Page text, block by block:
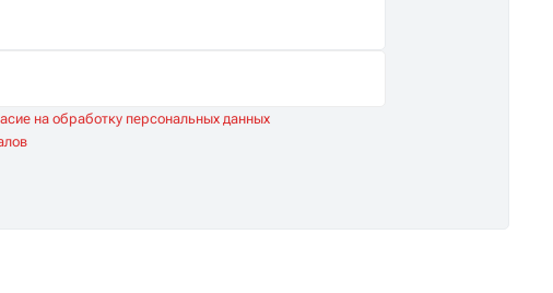
на обработку персональных данных